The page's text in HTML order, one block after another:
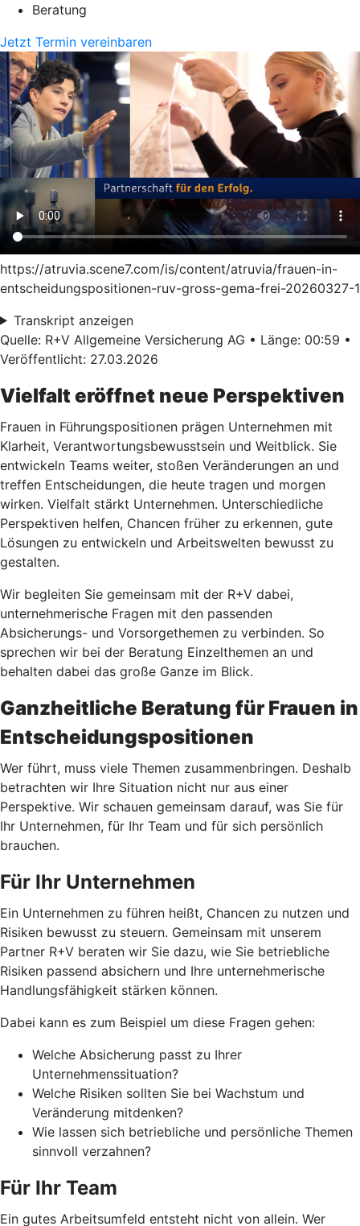
Beratung
Jetzt Termin vereinbaren
https://atruvia.scene7.com/is/content/atruvia/frauen-in-
entscheidungspositionen-ruv-gross-gema-frei-20260327-1
Transkript anzeigen
Quelle: R+V Allgemeine Versicherung AG • Länge: 00:59 •
Veröffentlicht: 27.03.2026
Vielfalt eröffnet neue Perspektiven
Frauen in Führungspositionen prägen Unternehmen mit
Klarheit, Verantwortungsbewusstsein und Weitblick. Sie
entwickeln Teams weiter, stoßen Veränderungen an und
treffen Entscheidungen, die heute tragen und morgen
wirken. Vielfalt stärkt Unternehmen. Unterschiedliche
Perspektiven helfen, Chancen früher zu erkennen, gute
Lösungen zu entwickeln und Arbeitswelten bewusst zu
gestalten.
Wir begleiten Sie gemeinsam mit der R+V dabei,
unternehmerische Fragen mit den passenden
Absicherungs- und Vorsorgethemen zu verbinden. So
sprechen wir bei der Beratung Einzelthemen an und
behalten dabei das große Ganze im Blick.
Ganzheitliche Beratung für Frauen in
Entscheidungspositionen
Wer führt, muss viele Themen zusammenbringen. Deshalb
betrachten wir Ihre Situation nicht nur aus einer
Perspektive. Wir schauen gemeinsam darauf, was Sie für
Ihr Unternehmen, für Ihr Team und für sich persönlich
brauchen.
Für Ihr Unternehmen
Ein Unternehmen zu führen heißt, Chancen zu nutzen und
Risiken bewusst zu steuern. Gemeinsam mit unserem
Partner R+V beraten wir Sie dazu, wie Sie betriebliche
Risiken passend absichern und Ihre unternehmerische
Handlungsfähigkeit stärken können.
Dabei kann es zum Beispiel um diese Fragen gehen:
Welche Absicherung passt zu Ihrer
Unternehmenssituation?
Welche Risiken sollten Sie bei Wachstum und
Veränderung mitdenken?
Wie lassen sich betriebliche und persönliche Themen
sinnvoll verzahnen?
Für Ihr Team
Ein gutes Arbeitsumfeld entsteht nicht von allein. Wer